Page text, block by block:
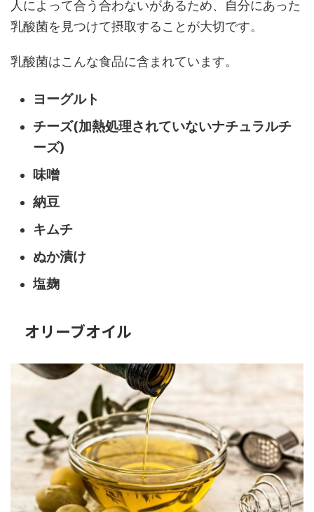
人によって合う合わないがあるため、自分にあった
乳酸菌を見つけて摂取することが大切です。
乳酸菌はこんな食品に含まれています。
ヨーグルト
チーズ(加熱処理されていないナチュラルチ
ーズ)
味噌
納豆
キムチ
ぬか漬け
塩麹
オリーブオイル